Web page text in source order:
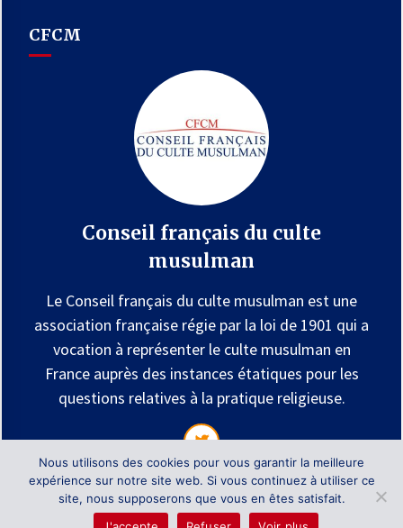
France
CFCM
Conseil français du culte
musulman
Le Conseil français du culte musulman est une
association française régie par la loi de 1901 qui a
vocation à représenter le culte musulman en
France auprès des instances étatiques pour les
questions relatives à la pratique religieuse.
Tous Droits Réservés - CFCM (Conseil français du culte musulman)
Nous utilisons des cookies pour vous garantir la meilleure
expérience sur notre site web. Si vous continuez à utiliser ce
site, nous supposerons que vous en êtes satisfait.